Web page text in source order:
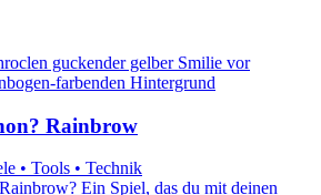
Rainbrow
• Tools • Technik
Ein Spiel, das du mit deinen